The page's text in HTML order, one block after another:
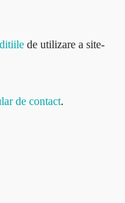
de utilizare a site-
de contact.